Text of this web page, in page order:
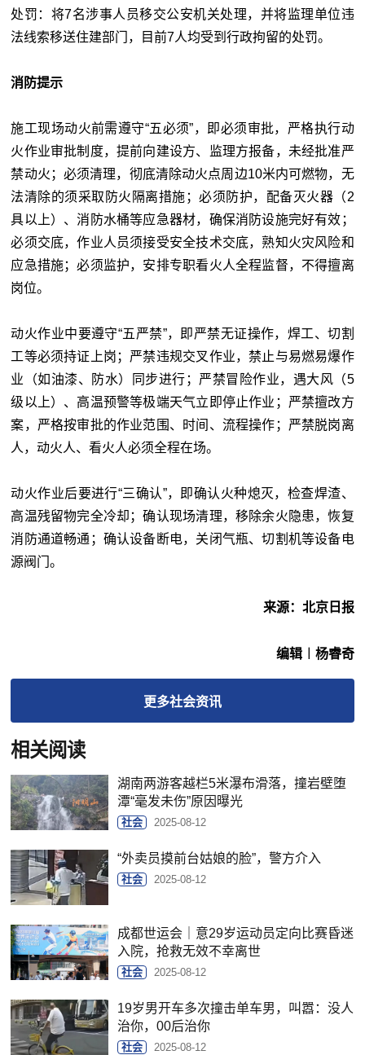
处罚：将7名涉事人员移交公安机关处理，并将监理单位违
法线索移送住建部门，目前7人均受到行政拘留的处罚。
消防提示
施工现场动火前需遵守“五必须”，即必须审批，严格执行动
火作业审批制度，提前向建设方、监理方报备，未经批准严
禁动火；必须清理，彻底清除动火点周边10米内可燃物，无
法清除的须采取防火隔离措施；必须防护，配备灭火器（2
具以上）、消防水桶等应急器材，确保消防设施完好有效；
必须交底，作业人员须接受安全技术交底，熟知火灾风险和
应急措施；必须监护，安排专职看火人全程监督，不得擅离
岗位。
动火作业中要遵守“五严禁”，即严禁无证操作，焊工、切割
工等必须持证上岗；严禁违规交叉作业，禁止与易燃易爆作
业（如油漆、防水）同步进行；严禁冒险作业，遇大风（5
级以上）、高温预警等极端天气立即停止作业；严禁擅改方
案，严格按审批的作业范围、时间、流程操作；严禁脱岗离
人，动火人、看火人必须全程在场。
动火作业后要进行“三确认”，即确认火种熄灭，检查焊渣、
高温残留物完全冷却；确认现场清理，移除余火隐患，恢复
消防通道畅通；确认设备断电，关闭气瓶、切割机等设备电
源阀门。
来源：北京日报
编辑︱杨睿奇
更多社会资讯
相关阅读
湖南两游客越栏5米瀑布滑落，撞岩壁堕
潭“毫发未伤”原因曝光
社会 2025-08-12
“外卖员摸前台姑娘的脸”，警方介入
社会 2025-08-12
成都世运会｜意29岁运动员定向比赛昏迷
入院，抢救无效不幸离世
社会 2025-08-12
19岁男开车多次撞击单车男，叫嚣：没人
治你，00后治你
社会 2025-08-12